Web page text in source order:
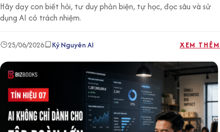
Hãy dạy con biết hỏi, tư duy phản biện, tự học, đọc sâu và sử
dụng AI có trách nhiệm.
25/06/2026 Kỷ Nguyên AI XEM THÊM